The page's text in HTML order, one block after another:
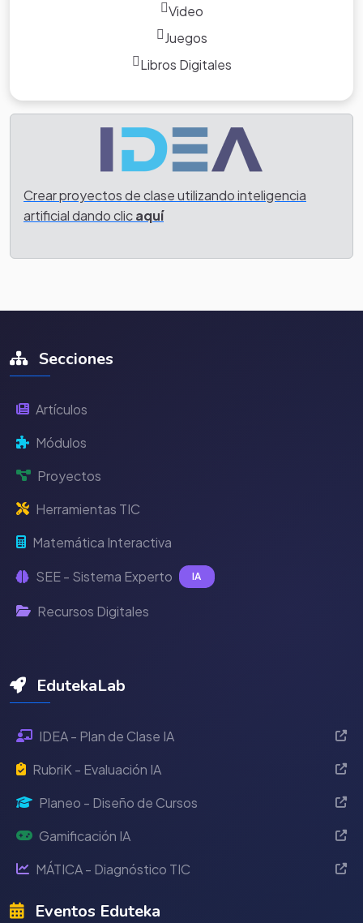
Video
Juegos
Libros Digitales
Crear proyectos de clase utilizando inteligencia
artificial dando clicaquí
Secciones
Artículos
Módulos
Proyectos
Herramientas TIC
Matemática Interactiva
SEE - Sistema Experto IA
Recursos Digitales
EdutekaLab
IDEA - Plan de Clase IA
RubriK - Evaluación IA
Planeo - Diseño de Cursos
Gamificación IA
MÁTICA - Diagnóstico TIC
Eventos Eduteka